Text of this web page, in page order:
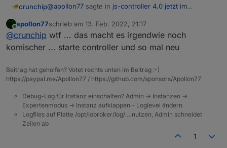
crunchip@apollon77 sagte in js-controller 4.0 jetzt im
Ist dad das Log aus dem Admin?
auf der Platte steht auch nicht mehr
apollon77schrieb am 13. Feb. 2022, 21:17
zuletzt editiert von
@crunchip wtf ... das macht es irgendwie noch
komischer ... starte controller und so mal neu
Beitrag hat geholfen? Votet rechts unten im Beitrag :-)
https://paypal.me/Apollon77 / https://github.com/sponsors/Apollon77
Debug-Log für Instanz einschalten? Admin -> Instanzen ->
Expertenmodus -> Instanz aufklappen - Loglevel ändern
Logfiles auf Platte /opt/iobroker/log/… nutzen, Admin schneidet
Zeilen ab
1